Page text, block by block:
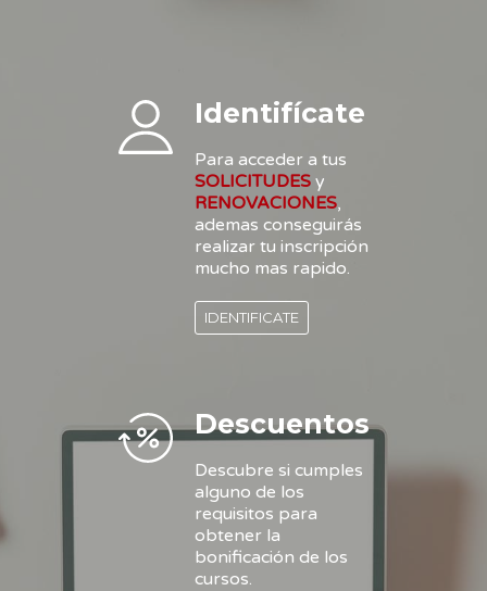
Identifícate
Para acceder a tus
SOLICITUDES y
RENOVACIONES,
ademas conseguirás
realizar tu inscripción
mucho mas rapido.
IDENTIFICATE
Descuentos
Descubre si cumples
alguno de los
requisitos para
obtener la
bonificación de los
cursos.